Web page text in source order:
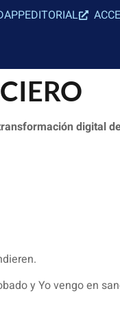
digital
y Yo vengo en